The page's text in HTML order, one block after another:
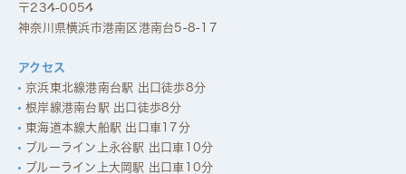
〒234-0054
神奈川県横浜市港南区港南台5-8-17
アクセス
京浜東北線港南台駅 出口徒歩8分
根岸線港南台駅 出口徒歩8分
東海道本線大船駅 出口車17分
ブルーライン上永谷駅 出口車10分
ブルーライン上大岡駅 出口車10分